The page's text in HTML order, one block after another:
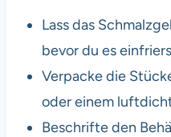
Lass das
bevor du es
Verpacke die
oder einem
Beschrifte den